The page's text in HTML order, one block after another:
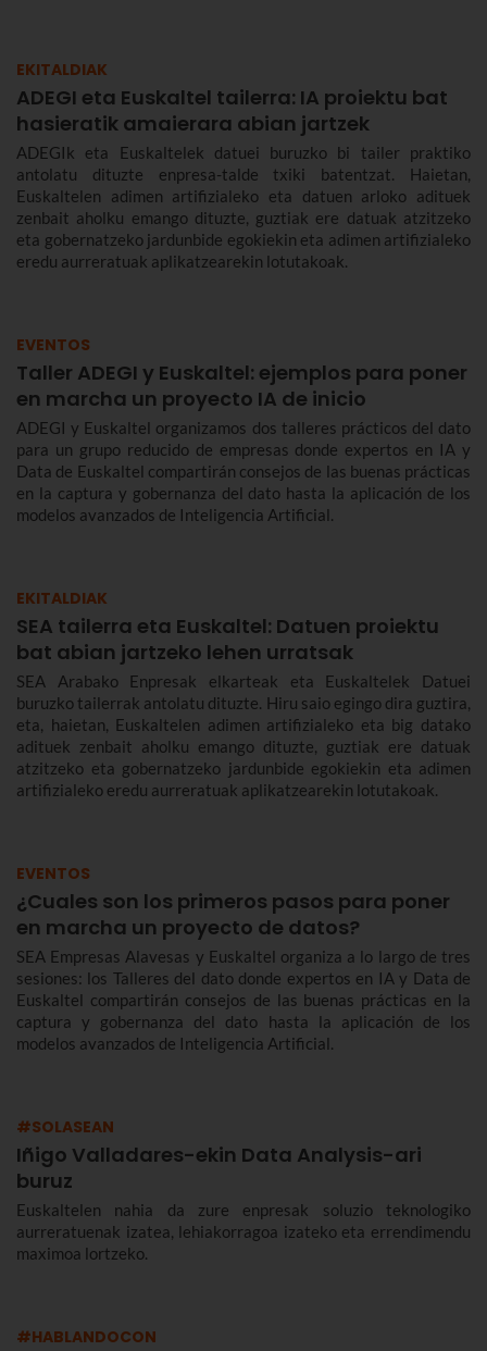
EKITALDIAK
ADEGI eta Euskaltel tailerra: IA proiektu bat
hasieratik amaierara abian jartzek
ADEGIk eta Euskaltelek datuei buruzko bi tailer praktiko
antolatu dituzte enpresa-talde txiki batentzat. Haietan,
Euskaltelen adimen artifizialeko eta datuen arloko adituek
zenbait aholku emango dituzte, guztiak ere datuak atzitzeko
eta gobernatzeko jardunbide egokiekin eta adimen artifizialeko
eredu aurreratuak aplikatzearekin lotutakoak.
EVENTOS
Taller ADEGI y Euskaltel: ejemplos para poner
en marcha un proyecto IA de inicio
ADEGI y Euskaltel organizamos dos talleres prácticos del dato
para un grupo reducido de empresas donde expertos en IA y
Data de Euskaltel compartirán consejos de las buenas prácticas
en la captura y gobernanza del dato hasta la aplicación de los
modelos avanzados de Inteligencia Artificial.
EKITALDIAK
SEA tailerra eta Euskaltel: Datuen proiektu
bat abian jartzeko lehen urratsak
SEA Arabako Enpresak elkarteak eta Euskaltelek Datuei
buruzko tailerrak antolatu dituzte. Hiru saio egingo dira guztira,
eta, haietan, Euskaltelen adimen artifizialeko eta big datako
adituek zenbait aholku emango dituzte, guztiak ere datuak
atzitzeko eta gobernatzeko jardunbide egokiekin eta adimen
artifizialeko eredu aurreratuak aplikatzearekin lotutakoak.
EVENTOS
¿Cuales son los primeros pasos para poner
en marcha un proyecto de datos?
SEA Empresas Alavesas y Euskaltel organiza a lo largo de tres
sesiones: los Talleres del dato donde expertos en IA y Data de
Euskaltel compartirán consejos de las buenas prácticas en la
captura y gobernanza del dato hasta la aplicación de los
modelos avanzados de Inteligencia Artificial.
#SOLASEAN
Iñigo Valladares-ekin Data Analysis-ari
buruz
Euskaltelen nahia da zure enpresak soluzio teknologiko
aurreratuenak izatea, lehiakorragoa izateko eta errendimendu
maximoa lortzeko.
#HABLANDOCON